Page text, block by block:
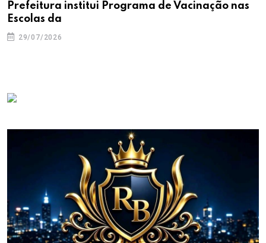
Prefeitura institui Programa de Vacinação nas
Escolas da
29/07/2026